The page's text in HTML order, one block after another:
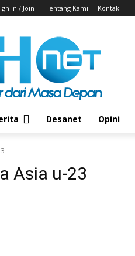
in / Join Tentang Kami Kontak
Desanet Opini
Asia u-23